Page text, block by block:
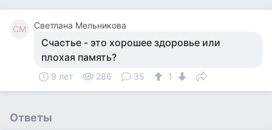
СМ Светлана Мельникова
Счастье - это хорошее здоровье или
плохая память?
9 лет 286 35 1
Ответы